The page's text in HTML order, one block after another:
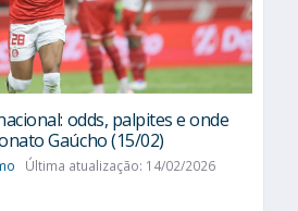
odds, palpites e onde
Gaúcho (15/02)
Última atualização: 14/02/2026